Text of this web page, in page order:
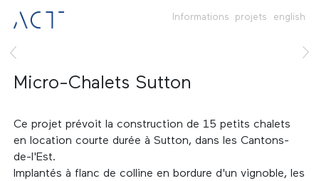
Informations projets english
Micro-Chalets Sutton
Ce projet prévoit la construction de 15 petits chalets
en location courte durée à Sutton, dans les Cantons-
de-l'Est.
Implantés à flanc de colline en bordure d'un vignoble, les